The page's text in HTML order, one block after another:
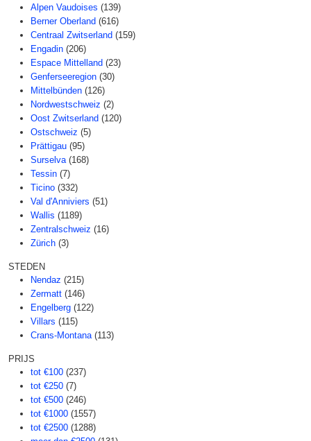
Alpen Vaudoises (139)
Berner Oberland (616)
Centraal Zwitserland (159)
Engadin (206)
Espace Mittelland (23)
Genferseeregion (30)
Mittelbünden (126)
Nordwestschweiz (2)
Oost Zwitserland (120)
Ostschweiz (5)
Prättigau (95)
Surselva (168)
Tessin (7)
Ticino (332)
Val d'Anniviers (51)
Wallis (1189)
Zentralschweiz (16)
Zürich (3)
STEDEN
Nendaz (215)
Zermatt (146)
Engelberg (122)
Villars (115)
Crans-Montana (113)
PRIJS
tot €100 (237)
tot €250 (7)
tot €500 (246)
tot €1000 (1557)
tot €2500 (1288)